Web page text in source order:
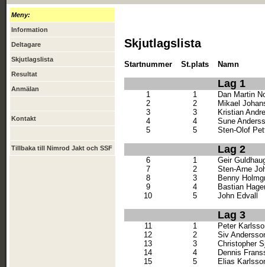
Meny:
Information
Deltagare
Skjutlagslista
Resultat
Anmälan
Kontakt
Tillbaka till Nimrod Jakt och SSF
Skjutlagslista
Startnummer St.plats Namn
Lag 1
1 1
Dan Martin
2
2
Mikael
3
3
Kristian
4
4
Sune
5
5 Sten-Olof
Lag 2
6 1
Geir
7
2
Sten-Arne
8
3
Benny
9
4
Bastian
10
5 John Edvall
Lag 3
11 1
Peter
12
2
Siv
13
3
Christopher
14
4
Dennis
15
5 Elias